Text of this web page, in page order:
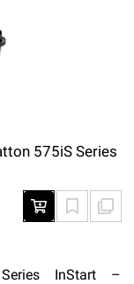
575iS Series
Series InStart –